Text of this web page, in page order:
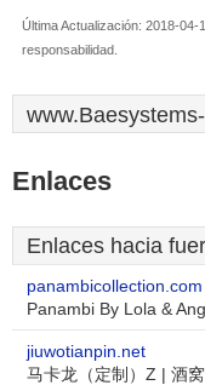
Última Actualización: 2018-
responsabilidad.
Enlaces
Enlaces hacia
panambicollection.com
Panambi By Lola & Angi
jiuwotianpin.net
马卡龙（定制）Z | 酒